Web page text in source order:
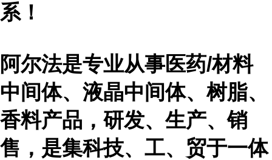
系！
阿尔法是专业从事医药/材料
中间体、液晶中间体、树脂、
香料产品，研发、生产、销
售，是集科技、工、贸于一体